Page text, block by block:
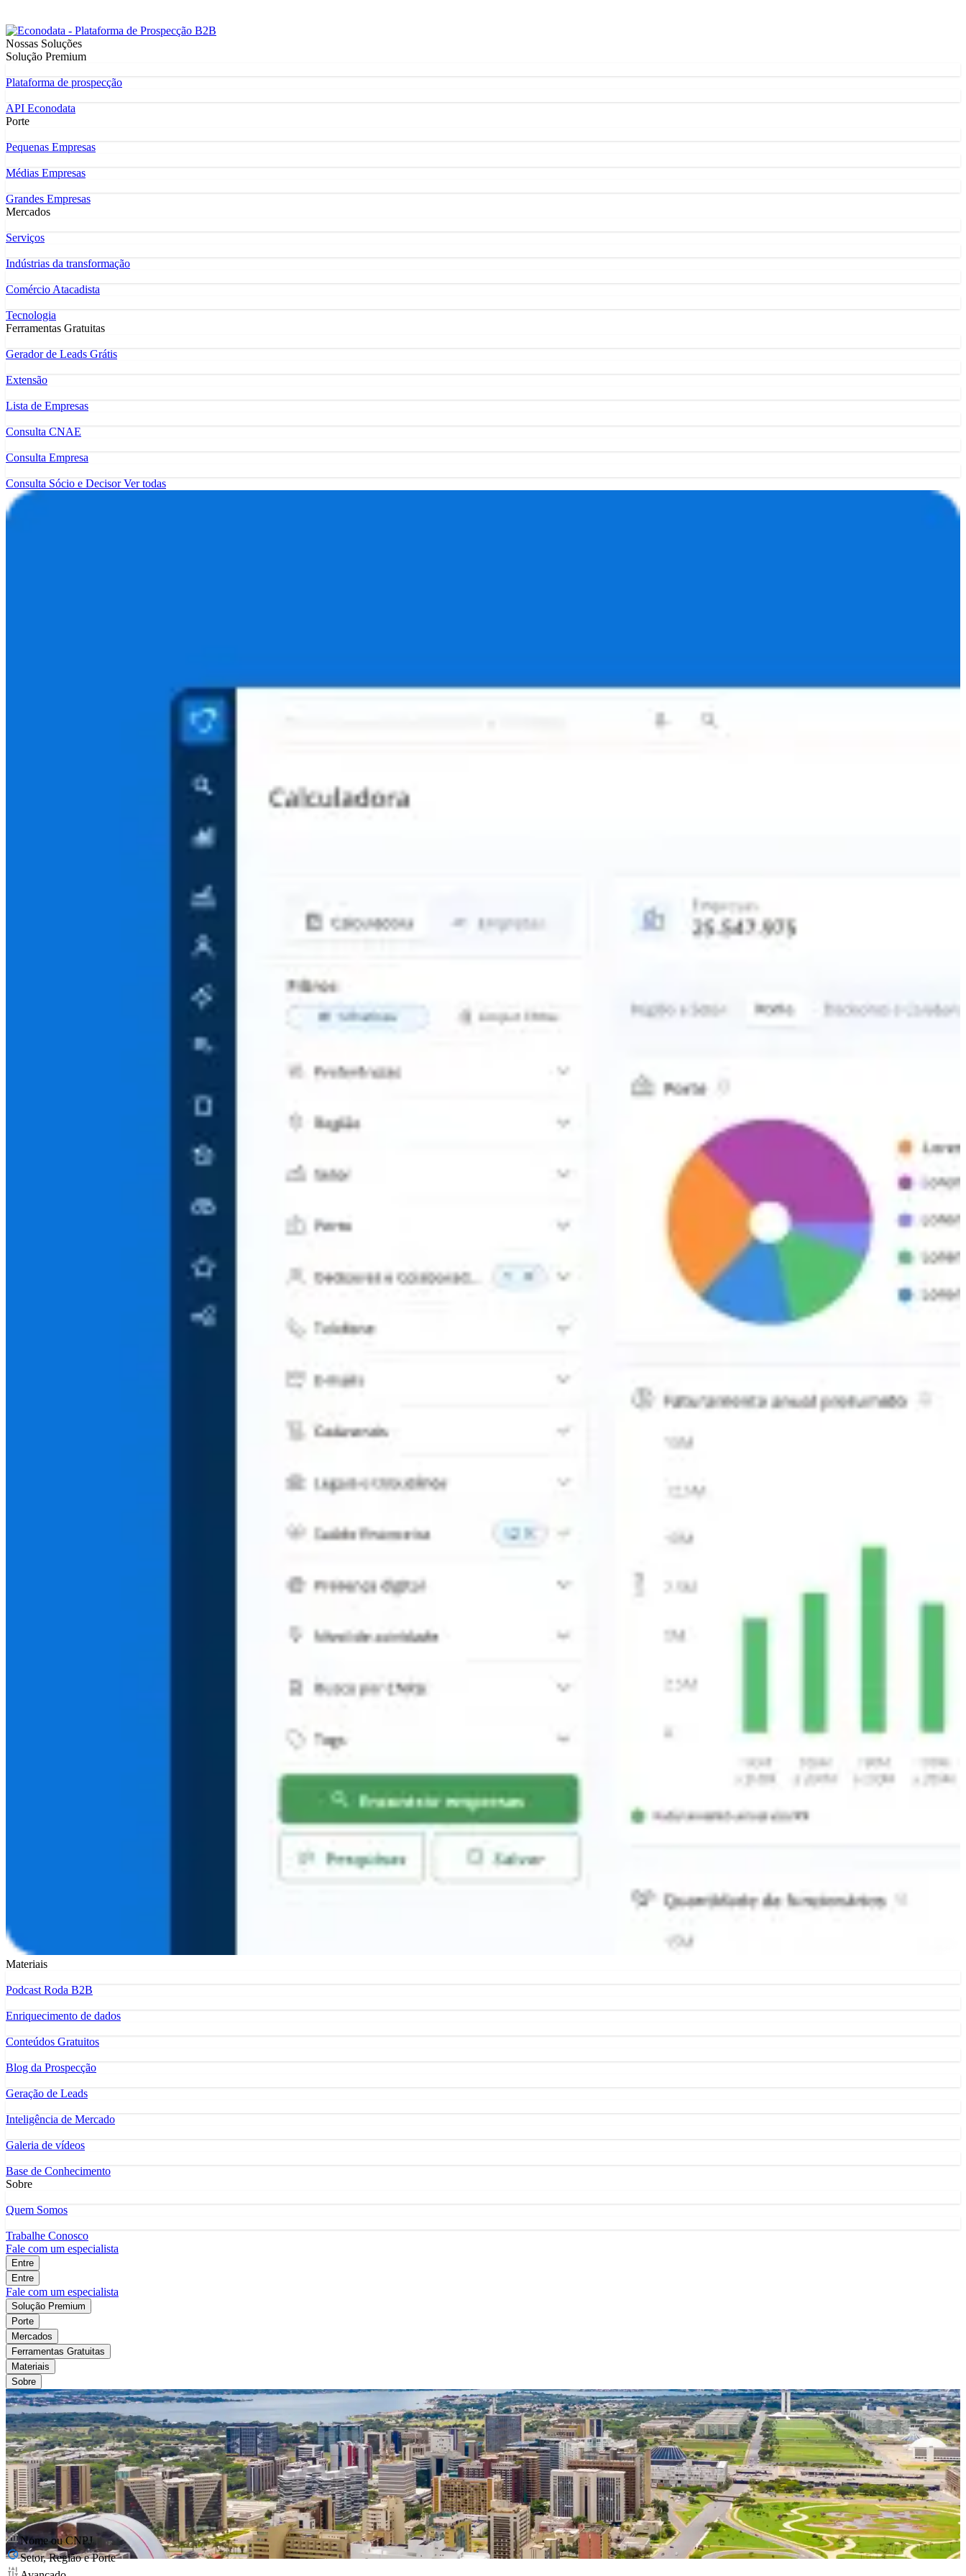
Nossas Soluções
Solução Premium
Plataforma de prospecção
API Econodata
Porte
Pequenas Empresas
Médias Empresas
Grandes Empresas
Mercados
Serviços
Indústrias da transformação
Comércio Atacadista
Tecnologia
Ferramentas Gratuitas
Gerador de Leads Grátis
Extensão
Lista de Empresas
Consulta CNAE
Consulta Empresa
Consulta Sócio e DecisorVer todas
Materiais
Podcast Roda B2B
Enriquecimento de dados
Conteúdos Gratuitos
Blog da Prospecção
Geração de Leads
Inteligência de Mercado
Galeria de vídeos
Base de Conhecimento
Sobre
Quem Somos
Trabalhe Conosco
Fale com um especialista
Entre
Entre
Fale com um especialista
Solução Premium
Porte
Mercados
Ferramentas Gratuitas
Materiais
Sobre
Nome ou CNPJ
Setor, Região e Porte